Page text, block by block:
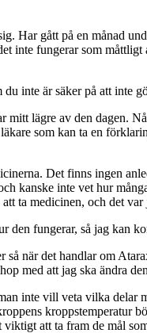
Har gått på en månad
inte fungerar som
inte är säker på att inte
lägre av den dagen.
som kan ta en
Det finns ingen
kanske inte vet hur
ta medicinen, och det var
fungerar, så jag kan
när det handlar om
med att jag ska ändra
inte vill veta vilka
kroppstemperatur
att ta fram de mål